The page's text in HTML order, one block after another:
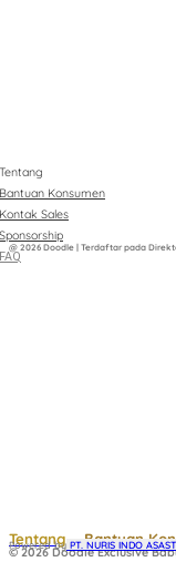
Tentang
Bantuan Konsumen
Kontak Sales
Sponsorship
FAQ
@ 2026 Doodle | Terdaftar pada
Tentang Bantuan
© 2026 Doodle Exclusive
Powered by PT. NURIS INDO